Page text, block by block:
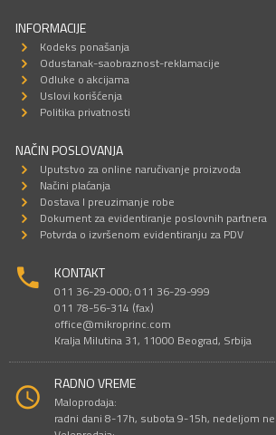
INFORMACIJE
Kodeks ponašanja
Odustanak-saobraznost-reklamacije
Odluke o akcijama
Uslovi korišćenja
Politika privatnosti
NAČIN POSLOVANJA
Uputstvo za online naručivanje proizvoda
Načini plaćanja
Dostava I preuzimanje robe
Dokument za evidentiranje poslovnih partnera
Potvrda o izvršenom evidentiranju za PDV
KONTAKT
011 36-29-000; 011 36-29-999
011 78-56-314 (fax)
office@mikroprinc.com
Kralja Milutina 31, 11000 Beograd, Srbija
RADNO VREME
Maloprodaja:
radni dani 8-17h, subota 9-15h, nedeljom